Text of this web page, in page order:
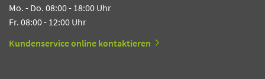
Mo. - Do. 08:00 - 18:00 Uhr
Fr. 08:00 - 12:00 Uhr
Kundenservice online kontaktieren